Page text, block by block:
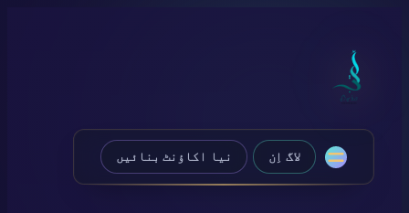
content
لاگ اِن نیا اکاؤنٹ بنائیں